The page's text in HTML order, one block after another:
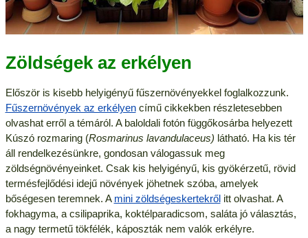
Zöldségek az erkélyen
Először is kisebb helyigényű fűszernövényekkel foglalkozzunk.
Fűszernövények az erkélyencímű cikkekben részletesebben
olvashat erről a témáról. A baloldali fotón függőkosárba helyezett
Kúszó rozmaring (Rosmarinus lavandulaceus) látható. Ha kis tér
áll rendelkezésünkre, gondosan válogassuk meg
zöldségnövényeinket. Csak kis helyigényű, kis gyökérzetű, rövid
termésfejlődési idejű növények jöhetnek szóba, amelyek
bőségesen teremnek. A mini zöldségeskertekrőlitt olvashat. A
fokhagyma, a csilipaprika, koktélparadicsom, saláta jó választás,
a nagy termetű tökfélék, káposzták nem valók erkélyre.